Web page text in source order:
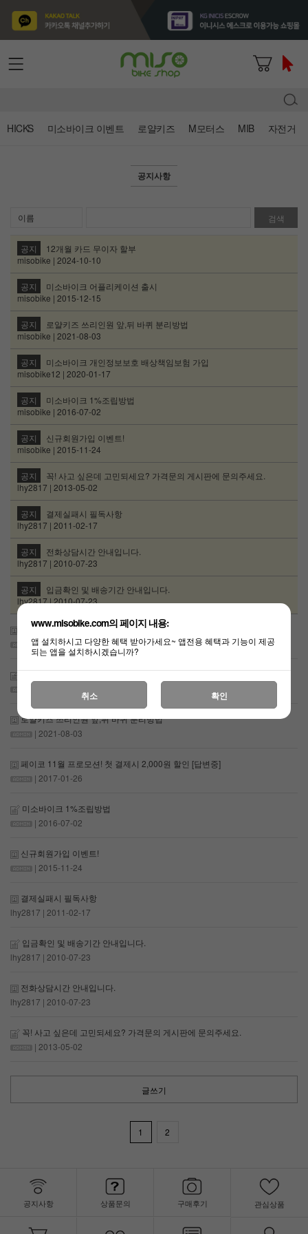
HICKS 미소바이크 이벤트 로얄키즈 M모터스 MIB 자전거
공지사항
검색
공지
12개월 카드 무이자 할부
misobike | 2024-10-10
공지
미소바이크 어플리케이션 출시
misobike | 2015-12-15
공지
로얄키즈 쓰리인원 앞,뒤 바퀴 분리방법
misobike | 2021-08-03
공지
미소바이크 개인정보보호 배상책임보험 가입
misobike12 | 2020-01-17
공지
미소바이크 1%조립방법
misobike | 2016-07-02
공지
신규회원가입 이벤트!
misobike | 2015-11-24
공지
꼭! 사고 싶은데 고민되세요? 가격문의 게시판에 문의주세요.
lhy2817 | 2013-05-02
공지
결제실패시 필독사항
lhy2817 | 2011-02-17
공지
전화상담시간 안내입니다.
lhy2817 | 2010-07-23
공지
입금확인 및 배송기간 안내입니다.
lhy2817 | 2010-07-23
로얄키즈 파일럿 바구니 설치를 위한 핸들스템 조립방법
| 2022-09-22
PAYCO 포인트 리워드 이벤트!
로얄키즈 쓰리인원 앞,뒤 바퀴 분리방법
| 2021-08-03
페이코 11월 프로모션! 첫 결제시 2,000원 할인 [답변중]
| 2017-01-26
미소바이크 1%조립방법
| 2016-07-02
신규회원가입 이벤트!
| 2015-11-24
결제실패시 필독사항
lhy2817 | 2011-02-17
입금확인 및 배송기간 안내입니다.
lhy2817 | 2010-07-23
전화상담시간 안내입니다.
lhy2817 | 2010-07-23
꼭! 사고 싶은데 고민되세요? 가격문의 게시판에 문의주세요.
| 2013-05-02
글쓰기
1 2
공지사항 상품문의 구매후기 관심상품
www.misobike.com의 페이지 내용:
앱 설치하시고 다양한 혜택 받아가세요~ 앱전용 혜택과 기능이 제공
되는 앱을 설치하시겠습니까?
취소 확인